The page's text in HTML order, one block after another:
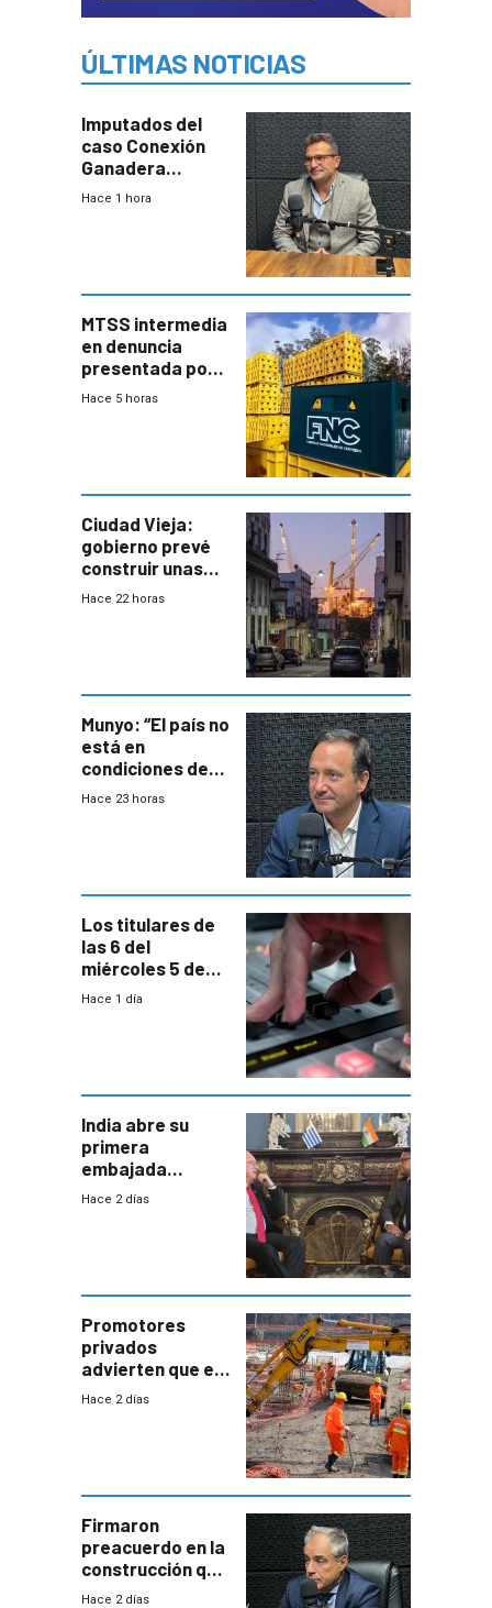
ÚLTIMAS NOTICIAS
Imputados del
caso Conexión
Ganadera
seguirán en
Hace 1 hora
MTSS intermedia
en denuncia
presentada por
FNC contra
Hace 5 horas
Ciudad Vieja:
gobierno prevé
construir unas
mil viviendas en
Hace 22 horas
Munyo: “El país no
está en
condiciones de
enfrentar una
Hace 23 horas
Los titulares de
las 6 del
miércoles 5 de
agosto de 2026
Hace 1 día
India abre su
primera
embajada
residente en
enorme
potencial
Hace 2 días
Promotores
privados
advierten que el
nuevo convenio
a revisar
proyectos
Hace 2 días
Firmaron
preacuerdo en la
construcción que
comprende
Hace 2 días